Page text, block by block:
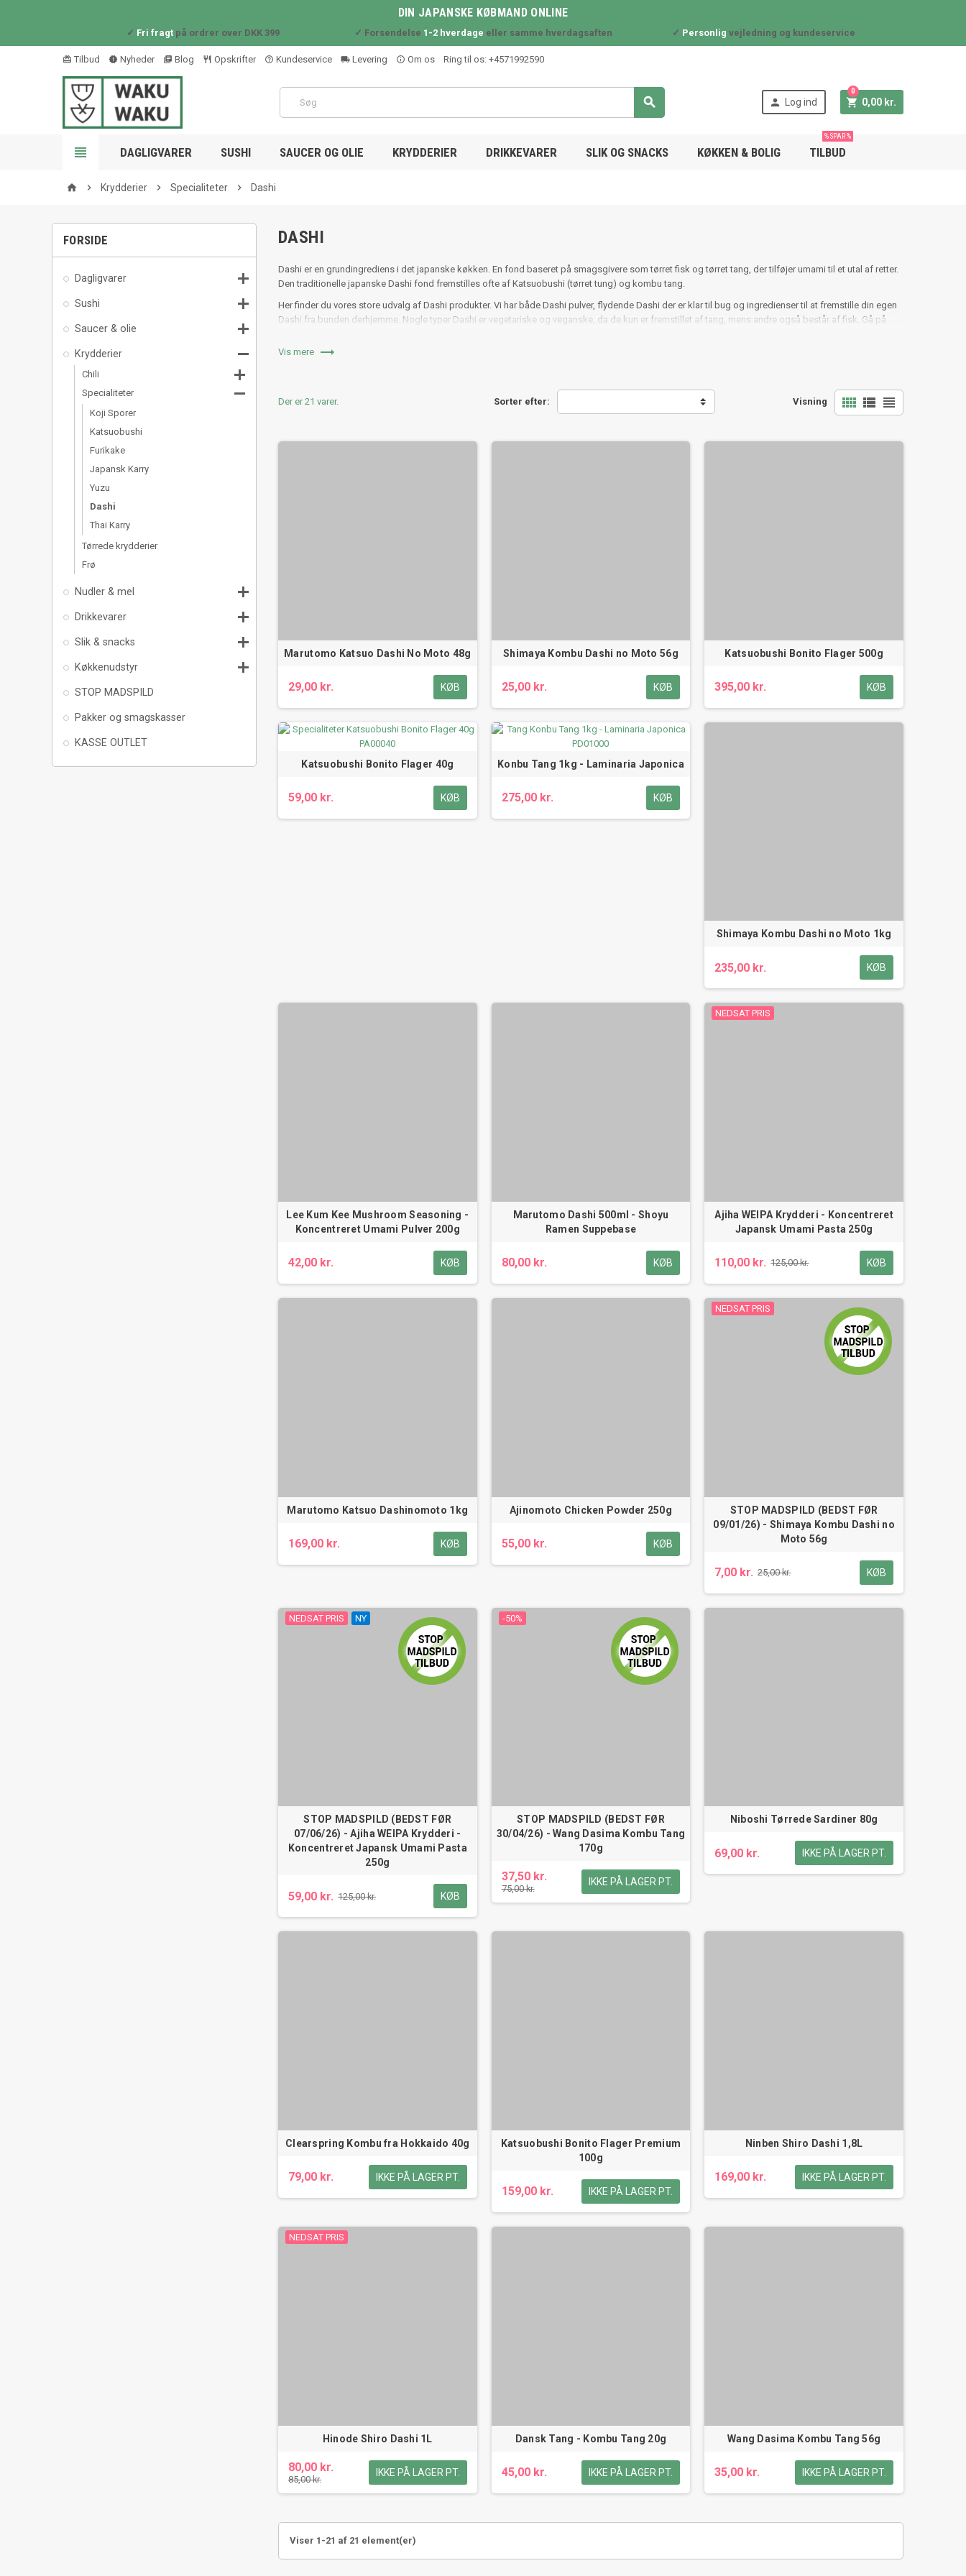
DIN JAPANSKE KØBMAND ONLINE
✓ Fri fragtpå ordrer over DKK 399 ✓ Forsendelse 1-2 hverdage eller samme hverdagsaften ✓ Personlig vejledning og kundeservice
card_giftcard Tilbud new_releases Nyheder library_books Blog restaurant_outline
Opskrifter help_outline Kundeservice local_shipping Levering info_outline Om os Ring til os: +4571992590
  Log ind  0,00 kr.
0
 DAGLIGVARER SUSHI SAUCER OG OLIE KRYDDERIER DRIKKEVARER SLIK OG SNACKS KØKKEN & BOLIG TILBUD
% SPAR %
home  Krydderier  Specialiteter  Dashi
FORSIDE
Dagligvarer 
Sushi 
Saucer & olie 
Krydderier 
Chili 
Specialiteter 
Koji Sporer
Katsuobushi
Furikake
Japansk Karry
Yuzu
Dashi
Thai Karry
Tørrede krydderier
Frø
Nudler & mel 
Drikkevarer 
Slik & snacks 
Køkkenudstyr 
STOP MADSPILD
Pakker og smagskasser
KASSE OUTLET
DASHI
Dashi er en grundingrediens i det japanske køkken. En fond baseret på smagsgivere som tørret fisk og tørret tang, der tilføjer umami til et utal af retter.
Den traditionelle japanske Dashi fond fremstilles ofte af Katsuobushi (tørret tung) og kombu tang.
Her finder du vores store udvalg af Dashi produkter. Vi har både Dashi pulver, flydende Dashi der er klar til bug og ingredienser til at fremstille din egen
Dashi fra bunden derhjemme. Nogle typer Dashi er vegetariske og veganske, da de kun er fremstillet af tang, mens andre også består af fisk. Gå på
Vis mere 
Der er 21 varer. Sorter efter: Visning   
Marutomo Katsuo Dashi No Moto 48g
29,00 kr. KØB
Shimaya Kombu Dashi no Moto 56g
25,00 kr. KØB
Katsuobushi Bonito Flager 500g
395,00 kr. KØB
Katsuobushi Bonito Flager 40g
59,00 kr. KØB
Konbu Tang 1kg - Laminaria Japonica
275,00 kr. KØB
Shimaya Kombu Dashi no Moto 1kg
235,00 kr. KØB
Lee Kum Kee Mushroom Seasoning -
Koncentreret Umami Pulver 200g
42,00 kr. KØB
Marutomo Dashi 500ml - Shoyu
Ramen Suppebase
80,00 kr. KØB
NEDSAT PRIS
Ajiha WEIPA Krydderi - Koncentreret
Japansk Umami Pasta 250g
110,00 kr. 125,00 kr. KØB
Marutomo Katsuo Dashinomoto 1kg
169,00 kr. KØB
Ajinomoto Chicken Powder 250g
55,00 kr. KØB
NEDSAT PRIS
STOP MADSPILD (BEDST FØR
09/01/26) - Shimaya Kombu Dashi no
Moto 56g
7,00 kr. 25,00 kr. KØB
NEDSAT PRIS NY
STOP MADSPILD (BEDST FØR
07/06/26) - Ajiha WEIPA Krydderi -
Koncentreret Japansk Umami Pasta
250g
59,00 kr. 125,00 kr. KØB
-50%
STOP MADSPILD (BEDST FØR
30/04/26) - Wang Dasima Kombu Tang
170g
37,50 kr.
75,00 kr.
IKKE PÅ LAGER PT.
Niboshi Tørrede Sardiner 80g
69,00 kr. IKKE PÅ LAGER PT.
Clearspring Kombu fra Hokkaido 40g
79,00 kr. IKKE PÅ LAGER PT.
Katsuobushi Bonito Flager Premium
100g
159,00 kr. IKKE PÅ LAGER PT.
Ninben Shiro Dashi 1,8L
169,00 kr. IKKE PÅ LAGER PT.
NEDSAT PRIS
Hinode Shiro Dashi 1L
80,00 kr.
85,00 kr.
IKKE PÅ LAGER PT.
Dansk Tang - Kombu Tang 20g
45,00 kr. IKKE PÅ LAGER PT.
Wang Dasima Kombu Tang 56g
35,00 kr. IKKE PÅ LAGER PT.
Viser 1-21 af 21 element(er)